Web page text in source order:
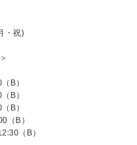
・祝)
＞
（B）
（B）
B）
（B）
（B）